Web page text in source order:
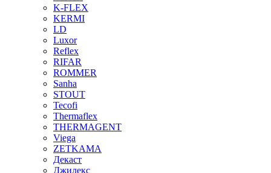
K-FLEX
KERMI
LD
Luxor
Reflex
RIFAR
ROMMER
Sanha
STOUT
Tecofi
Thermaflex
THERMAGENT
Viega
ZETKAMA
Декаст
Джилекс